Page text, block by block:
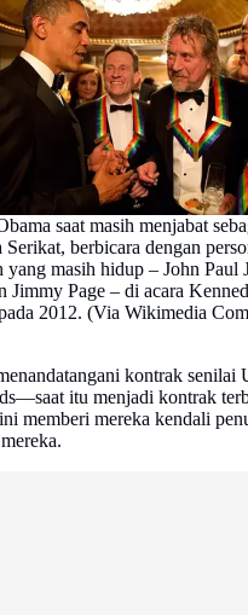
saat masih menjabat
berbicara dengan
yang masih hidup – John Paul
Jimmy Page – di acara
2012. (Via Wikimedia
kontrak senilai
itu menjadi kontrak
memberi mereka kendali